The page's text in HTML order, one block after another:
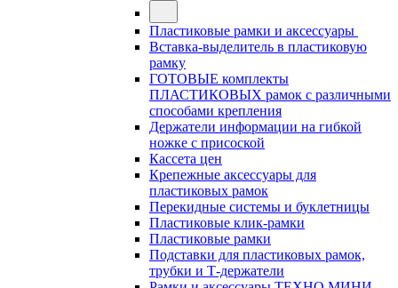
Пластиковые рамки и аксессуары
Вставка-выделитель в пластиковую
рамку
ГОТОВЫЕ комплекты
ПЛАСТИКОВЫХ рамок с различными
способами крепления
Держатели информации на гибкой
ножке с присоской
Кассета цен
Крепежные аксессуары для
пластиковых рамок
Перекидные системы и буклетницы
Пластиковые клик-рамки
Пластиковые рамки
Подставки для пластиковых рамок,
трубки и Т-держатели